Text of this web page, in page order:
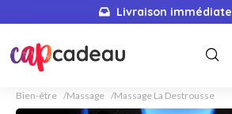
Livraison immédiate
Bien-être Massage Massage La Destrousse